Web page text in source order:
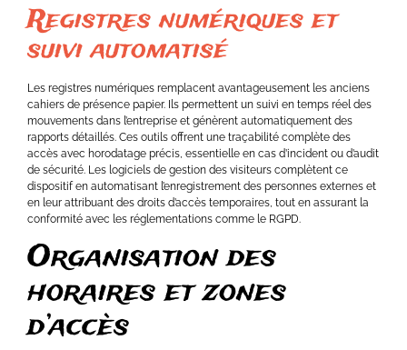
Registres numériques et
suivi automatisé
Les registres numériques remplacent avantageusement les anciens
cahiers de présence papier. Ils permettent un suivi en temps réel des
mouvements dans l’entreprise et génèrent automatiquement des
rapports détaillés. Ces outils offrent une traçabilité complète des
accès avec horodatage précis, essentielle en cas d’incident ou d’audit
de sécurité. Les logiciels de gestion des visiteurs complètent ce
dispositif en automatisant l’enregistrement des personnes externes et
en leur attribuant des droits d’accès temporaires, tout en assurant la
conformité avec les réglementations comme le RGPD.
Organisation des
horaires et zones
d’accès